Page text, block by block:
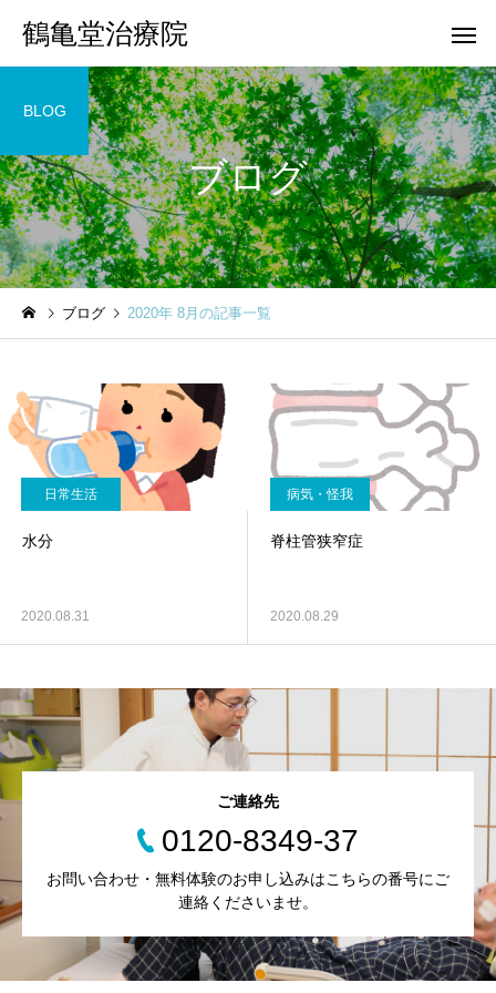
鶴亀堂治療院
ブログ
BLOG
ブログ 2020年 8月の記事一覧
日常生活
水分
2020.08.31
病気・怪我
脊柱管狭窄症
2020.08.29
ご連絡先
0120-8349-37
お問い合わせ・無料体験のお申し込みはこちらの番号にご
連絡くださいませ。